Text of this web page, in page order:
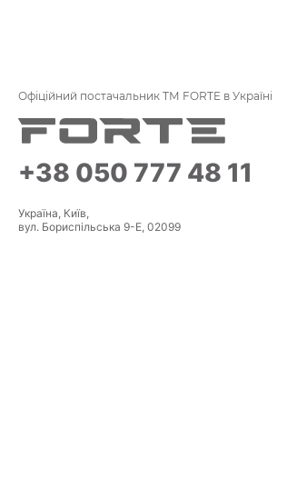
Офіційний постачальник ТМ FORTE в Україні
+38 050 777 48 11
Україна, Київ,
вул. Бориспільська 9-Е, 02099